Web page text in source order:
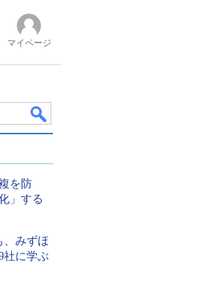
マイページ
を防
」する
、みずほ
社に学ぶ